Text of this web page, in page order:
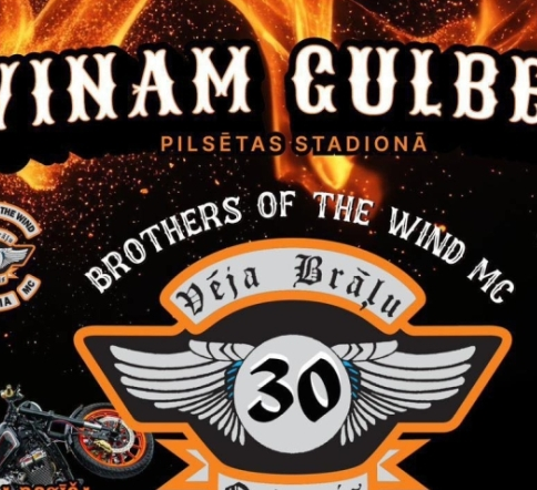
Lai sniegtu būtiskāko informāciju par atbalsta sniegšanas un
vienuviet, darbu uzsācis Sabiedrības integrācijas fondaizveidotais
“Palīdzība ukraiņiem Latvijā” - 27 380 380.
Iedzīvotāji aicināti pieteikties palīdzības sniegšanai
Uzņēmumi,kas gatavi ziedot preces vai bez atlīdzības uzņemt
Ekonomikas ministrija).
Iedzīvotāji, uzņēmumi un nevalstiskās organizācijas, kas gatavi
bēgļus:
ej.uz/atbalstscilvekiemnoukrainas(informāciju apkopo biedrība
Ja brauciet pēc saviem radiniekiem, draugiem vai vēlaties
var koordinēt transportu un netiek radīti sastrēgumi:https://ej.uz/
Ziedot Ukrainai: https://www.ziedot.lv/ukrainas-cilvekiem-4203
Ja, ierodoties Latvijas teritorijā, jums vai ģimenes loceklim ir
palīdzība,informējiet par to robežšķērsošanas vietā strādājošo Valsts
113.
Informācija par valsts robežas šķērsošanu(24/7), pieejama zvanot